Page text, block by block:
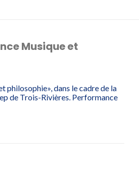
Musique et
philosophie», dans le cadre de la
de Trois-Rivières. Performance